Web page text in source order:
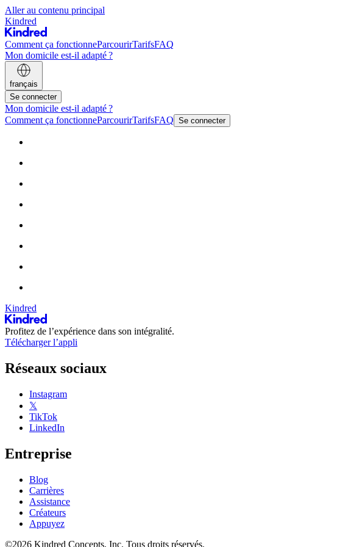
Aller au contenu principal
Kindred
Comment ça fonctionneParcourirTarifsFAQ
Mon domicile est-il adapté ?
français
Se connecter
Mon domicile est-il adapté ?
Comment ça fonctionneParcourirTarifsFAQ Se connecter
Kindred
Profitez de l’expérience dans son intégralité.
Télécharger l’appli
Réseaux sociaux
Instagram
𝕏
TikTok
LinkedIn
Entreprise
Blog
Carrières
Assistance
Créateurs
Appuyez
©2026 Kindred Concepts, Inc. Tous droits réservés.